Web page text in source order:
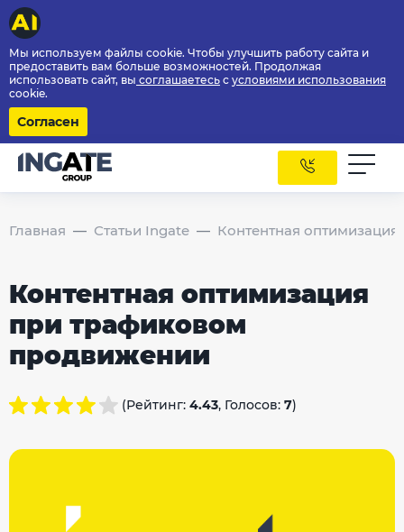
Мы используем файлы cookie. Чтобы улучшить работу сайта и
предоставить вам больше возможностей. Продолжая
использовать сайт, вы соглашаетесь с условиями использования
cookie.
Согласен
Главная Статьи Ingate Контентная
Контентная оптимизация
при трафиковом
продвижении
(Рейтинг: 4.43, Голосов: 7)